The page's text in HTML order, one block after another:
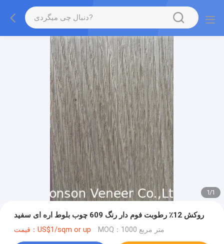
1/1
روکش 12٪ رطوبت فوم دار رنگ 609 چوب بلوط اره ای سفید
قیمت：US$1/sqm or up MOQ：1000 متر مربع